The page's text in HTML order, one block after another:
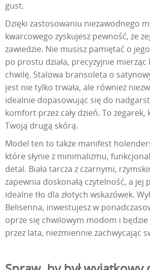
gust.
Dzięki zastosowaniu niezawodnego
kwarcowego zyskujesz pewność, że
zawiedzie. Nie musisz pamiętać o
po prostu działa, precyzyjnie mierząc
chwilę. Stalowa bransoleta o
jest nie tylko trwała, ale również
idealnie dopasowując się do
komfort przez cały dzień. To zegarek,
Twoją drugą skórą.
Model ten to także manifest
które słynie z minimalizmu,
detal. Biała tarcza z czarnymi,
zapewnia doskonałą czytelność, a
idealne tło dla złotych wskazówek.
Belisenna, inwestujesz w
oprze się chwilowym modom i będzie
przez lata, niezmiennie zachwycając